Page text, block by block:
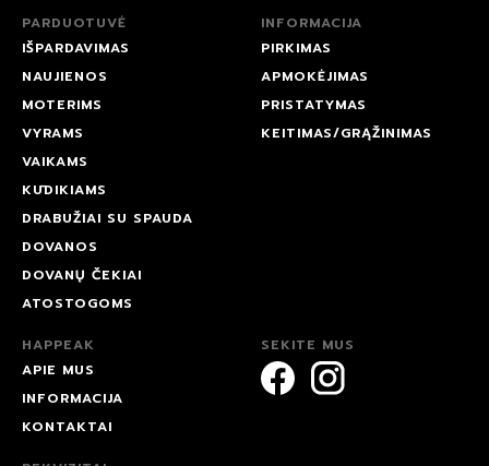
PARDUOTUVĖ
IŠPARDAVIMAS
NAUJIENOS
MOTERIMS
VYRAMS
VAIKAMS
KŪDIKIAMS
DRABUŽIAI SU SPAUDA
DOVANOS
DOVANŲ ČEKIAI
ATOSTOGOMS
INFORMACIJA
PIRKIMAS
APMOKĖJIMAS
PRISTATYMAS
KEITIMAS/GRĄŽINIMAS
HAPPEAK
APIE MUS
INFORMACIJA
KONTAKTAI
SEKITE MUS